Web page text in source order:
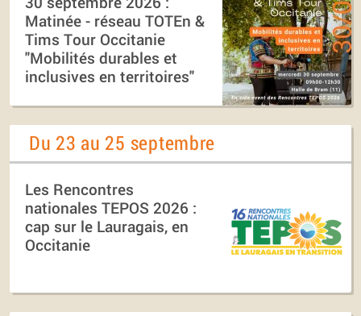
Matinée - réseau TOTEn &
Tims Tour Occitanie
"Mobilités durables et
inclusives en territoires"
Du 23 au 25 septembre
Les Rencontres
nationales TEPOS 2026 :
cap sur le Lauragais, en
Occitanie